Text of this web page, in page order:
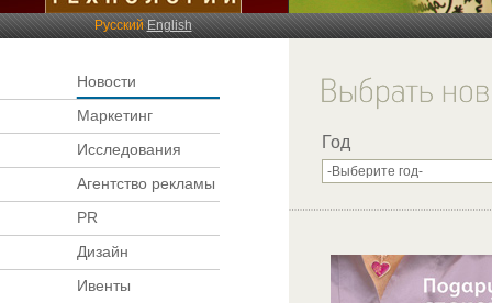
РусскийEnglish
Новости
Маркетинг
Исследования
Агентство рекламы
PR
Дизайн
Ивенты
Год